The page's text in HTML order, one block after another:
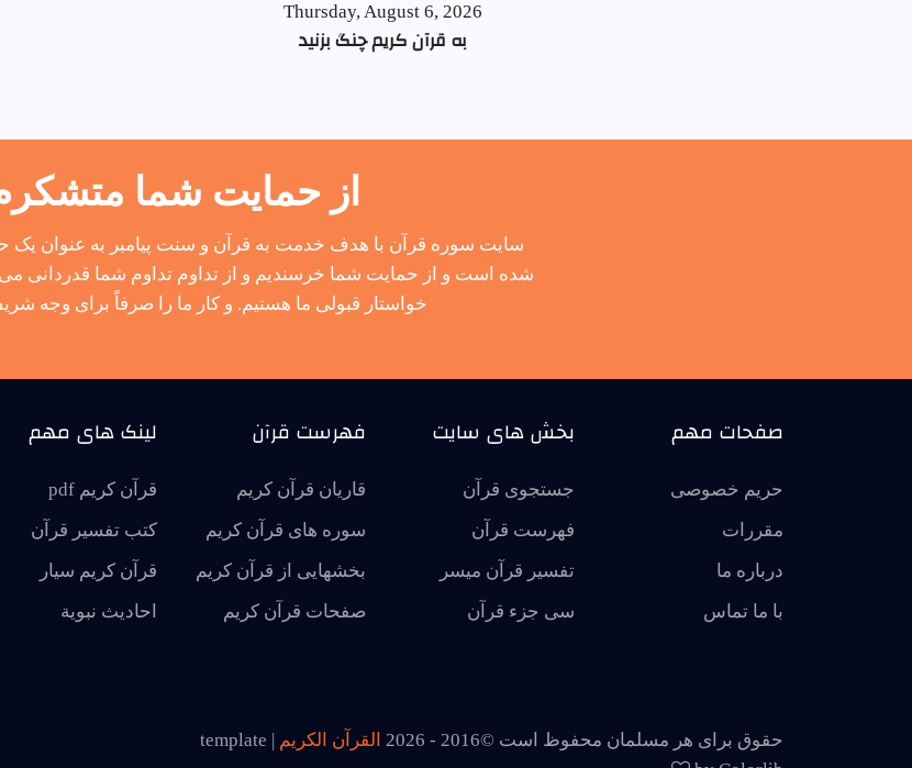
Thursday, August 6, 2026
به قرآن کریم چنگ بزنید
از حمایت شما
سایت سوره قرآن با هدف خدمت به قرآن و سنت پیامبر به عنوان یک
شده است و از حمایت شما خرسندیم و از تداوم تداوم شما قدردانی می
خواستار قبولی ما هستیم. و کار ما را صرفاً برای وجه
صفحات مهم
حریم خصوصی
مقررات
درباره ما
با ما تماس
بخش های سایت
جستجوی قرآن
فهرست قرآن
تفسير قرآن ميسر
سی جزء قرآن
فهرست قرآن
قاریان قرآن کریم
سوره های قرآن کریم
بخشهایی از قرآن کریم
صفحات قرآن کریم
لینک های مهم
قرآن کریم pdf
کتب تفسیر قرآن
قرآن کریم سیار
احاديث نبوية
حقوق برای هر مسلمان محفوظ است ©2016 - 2026 القرآن الكريم